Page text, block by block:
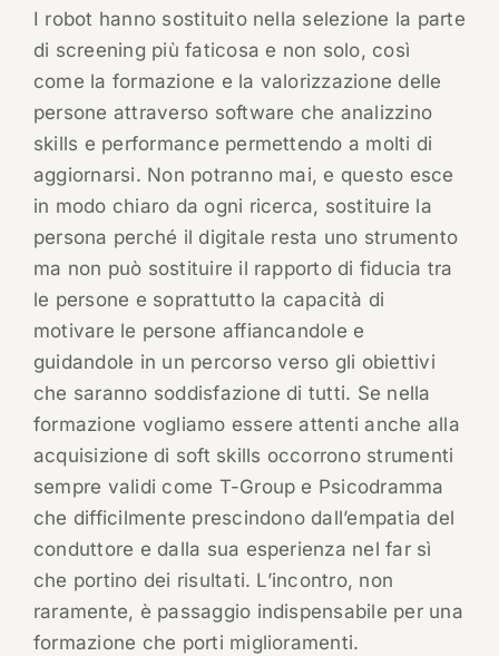
I robot hanno sostituito nella selezione la parte
di screening più faticosa e non solo, così
come la formazione e la valorizzazione delle
persone attraverso software che analizzino
skills e performance permettendo a molti di
aggiornarsi. Non potranno mai, e questo esce
in modo chiaro da ogni ricerca, sostituire la
persona perché il digitale resta uno strumento
ma non può sostituire il rapporto di fiducia tra
le persone e soprattutto la capacità di
motivare le persone affiancandole e
guidandole in un percorso verso gli obiettivi
che saranno soddisfazione di tutti. Se nella
formazione vogliamo essere attenti anche alla
acquisizione di soft skills occorrono strumenti
sempre validi come T-Group e Psicodramma
che difficilmente prescindono dall’empatia del
conduttore e dalla sua esperienza nel far sì
che portino dei risultati. L’incontro, non
raramente, è passaggio indispensabile per una
formazione che porti miglioramenti.